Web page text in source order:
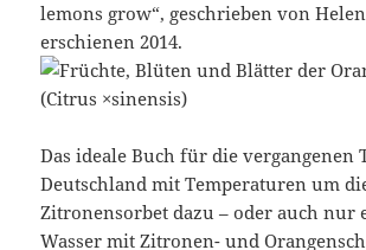
lemons grow“, geschrieben von
erschienen 2014.
Das ideale Buch für die vergangenen
Deutschland mit Temperaturen um
Zitronensorbet dazu – oder auch nur
Wasser mit Zitronen- und